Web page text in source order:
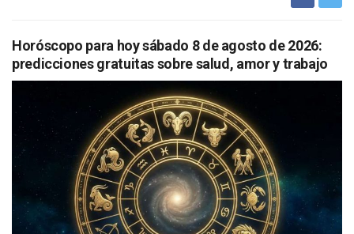
Horóscopo para hoy sábado 8 de agosto de 2026:
predicciones gratuitas sobre salud, amor y trabajo